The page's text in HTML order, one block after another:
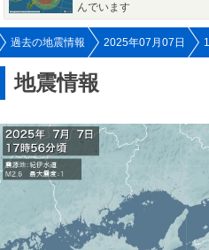
んでいます
過去の地震情報 2025年07月07日
地震情報